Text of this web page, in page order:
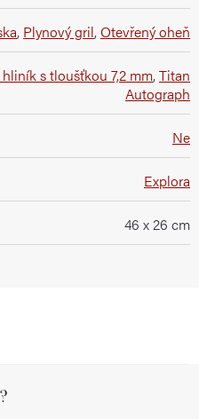
, Plynový gril,Otevřený oheň
s tloušťkou 7,2 mm,Titan
Autograph
Ne
Explora
46 x 26 cm